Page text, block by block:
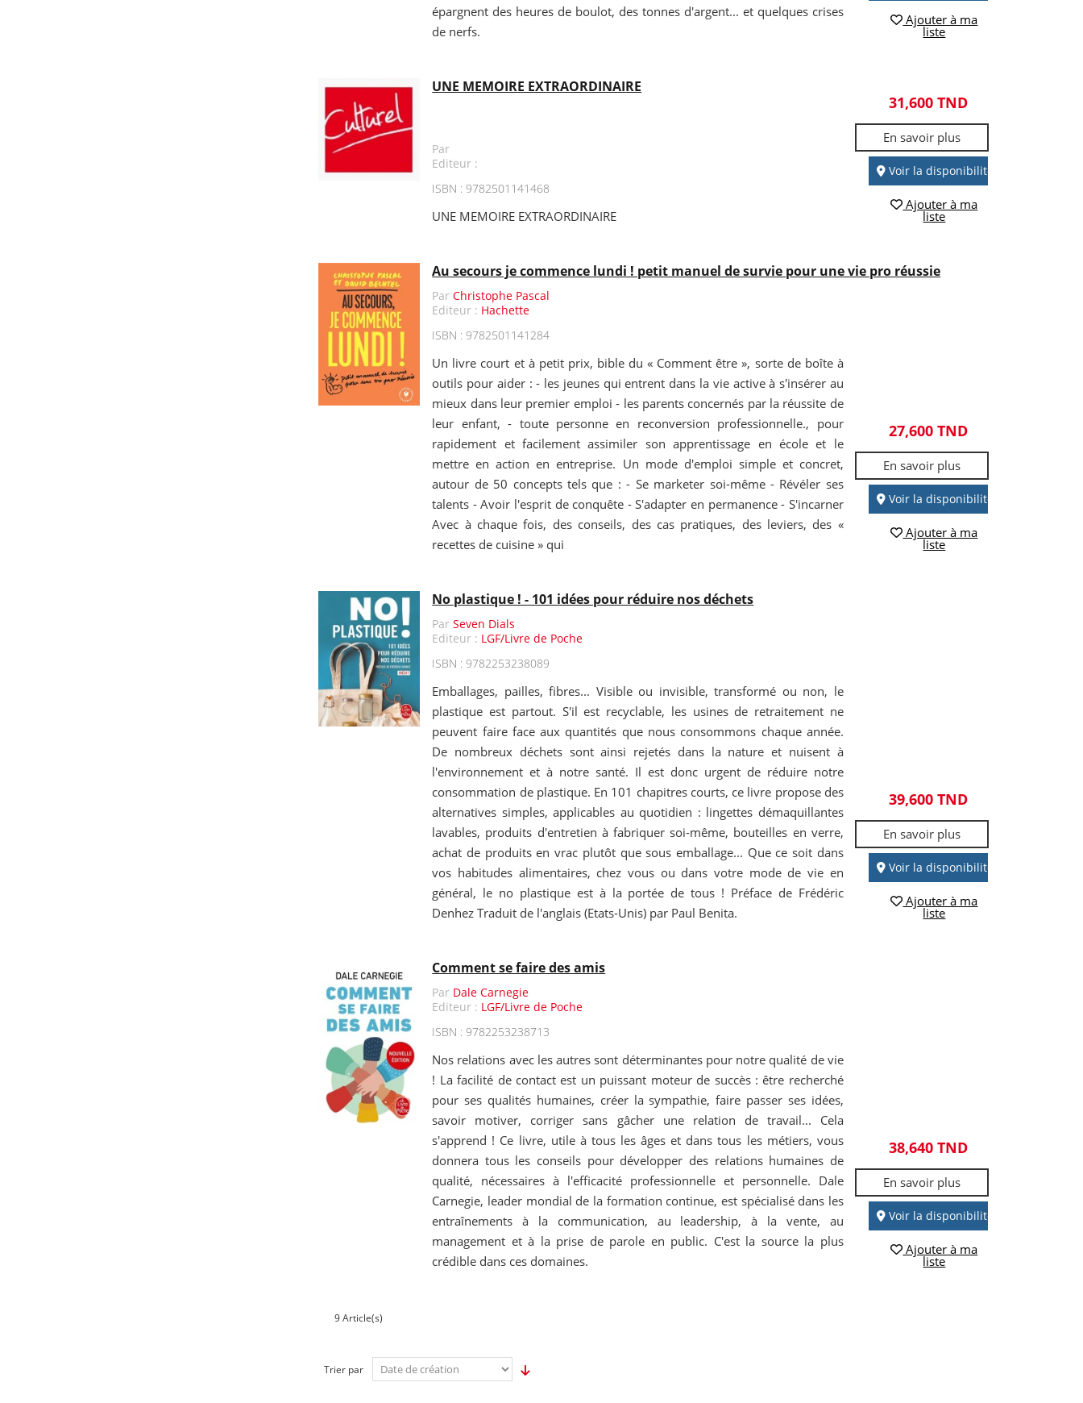
épargnent des heures de boulot, des tonnes d'argent... et quelques crises
de nerfs.
Ajouter à ma
liste
UNE MEMOIRE EXTRAORDINAIRE
Par
Editeur :
ISBN : 9782501141468
UNE MEMOIRE EXTRAORDINAIRE
31,600 TND
En savoir plus
Voir la disponibilité
Ajouter à ma
liste
Au secours je commence lundi ! petit manuel de survie pour une vie pro réussie
ParChristophe Pascal
Editeur : Hachette
ISBN : 9782501141284
Un livre court et à petit prix, bible du « Comment être », sorte de boîte à
outils pour aider : - les jeunes qui entrent dans la vie active à s'insérer au
mieux dans leur premier emploi - les parents concernés par la réussite de
leur enfant, - toute personne en reconversion professionnelle., pour
rapidement et facilement assimiler son apprentissage en école et le
mettre en action en entreprise. Un mode d'emploi simple et concret,
autour de 50 concepts tels que : - Se marketer soi-même - Révéler ses
talents - Avoir l'esprit de conquête - S'adapter en permanence - S'incarner
Avec à chaque fois, des conseils, des cas pratiques, des leviers, des «
recettes de cuisine » qui
27,600 TND
En savoir plus
Voir la disponibilité
Ajouter à ma
liste
No plastique ! - 101 idées pour réduire nos déchets
ParSeven Dials
Editeur : LGF/Livre de Poche
ISBN : 9782253238089
Emballages, pailles, fibres... Visible ou invisible, transformé ou non, le
plastique est partout. S'il est recyclable, les usines de retraitement ne
peuvent faire face aux quantités que nous consommons chaque année.
De nombreux déchets sont ainsi rejetés dans la nature et nuisent à
l'environnement et à notre santé. Il est donc urgent de réduire notre
consommation de plastique. En 101 chapitres courts, ce livre propose des
alternatives simples, applicables au quotidien : lingettes démaquillantes
lavables, produits d'entretien à fabriquer soi-même, bouteilles en verre,
achat de produits en vrac plutôt que sous emballage... Que ce soit dans
vos habitudes alimentaires, chez vous ou dans votre mode de vie en
général, le no plastique est à la portée de tous ! Préface de Frédéric
Denhez Traduit de l'anglais (Etats-Unis) par Paul Benita.
39,600 TND
En savoir plus
Voir la disponibilité
Ajouter à ma
liste
Comment se faire des amis
Par Dale Carnegie
Editeur : LGF/Livre de Poche
ISBN : 9782253238713
Nos relations avec les autres sont déterminantes pour notre qualité de vie
! La facilité de contact est un puissant moteur de succès : être recherché
pour ses qualités humaines, créer la sympathie, faire passer ses idées,
savoir motiver, corriger sans gâcher une relation de travail... Cela
s'apprend ! Ce livre, utile à tous les âges et dans tous les métiers, vous
donnera tous les conseils pour développer des relations humaines de
qualité, nécessaires à l'efficacité professionnelle et personnelle. Dale
Carnegie, leader mondial de la formation continue, est spécialisé dans les
entraînements à la communication, au leadership, à la vente, au
management et à la prise de parole en public. C'est la source la plus
crédible dans ces domaines.
38,640 TND
En savoir plus
Voir la disponibilité
Ajouter à ma
liste
9 Article(s)
Trier par